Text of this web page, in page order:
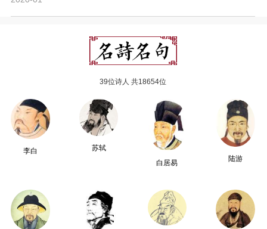
39位诗人 共18654位
李白
苏轼
白居易
陆游